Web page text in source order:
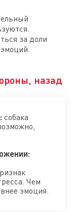
за доли
назад
собака
Чем
эмоция.